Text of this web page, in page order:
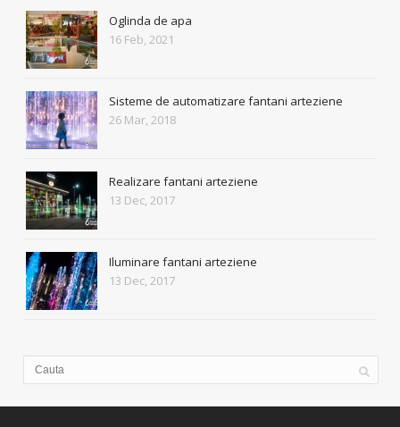
Oglinda de apa
16 Feb, 2021
Sisteme de automatizare fantani arteziene
26 Mar, 2018
Realizare fantani arteziene
13 Dec, 2017
Iluminare fantani arteziene
13 Dec, 2017